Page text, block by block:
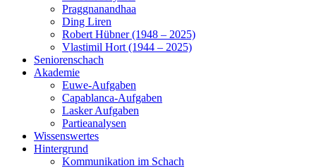
Praggnanandhaa
Ding Liren
Robert Hübner (1948 – 2025)
Vlastimil Hort (1944 – 2025)
Seniorenschach
Akademie
Euwe-Aufgaben
Capablanca-Aufgaben
Lasker Aufgaben
Partieanalysen
Wissenswertes
Hintergrund
Kommunikation im Schach